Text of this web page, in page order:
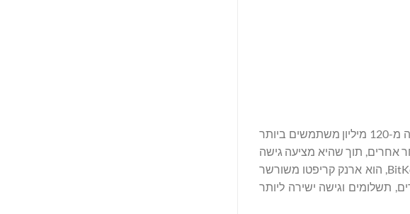
המובילה בעולם וחברת Web3. בורסת Bitget, המשרתת למעלה מ-120 מיליון משתמשים ביותר
אחרים, תוך שהיא מציעה גישה
, שנקרא בעבר BitKeep, הוא ארנק קריפטו משורשר
הימורים, תשלומים וגישה ישירה ליותר